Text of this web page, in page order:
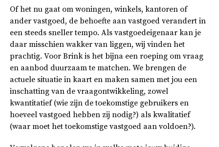
Of het nu gaat om woningen, winkels, kantoren of
ander vastgoed, de behoefte aan vastgoed verandert in
een steeds sneller tempo. Als vastgoedeigenaar kan je
daar misschien wakker van liggen, wij vinden het
prachtig. Voor Brink is het bijna een roeping om vraag
en aanbod duurzaam te matchen. We brengen de
actuele situatie in kaart en maken samen met jou een
inschatting van de vraagontwikkeling, zowel
kwantitatief (wie zijn de toekomstige gebruikers en
hoeveel vastgoed hebben zij nodig?) als kwalitatief
(waar moet het toekomstige vastgoed aan voldoen?).